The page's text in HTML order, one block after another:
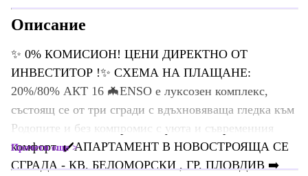
Описание
✨ 0% КОМИСИОН! ЦЕНИ ДИРЕКТНО ОТ
ИНВЕСТИТОР !✨ СХЕМА НА ПЛАЩАНЕ:
20%/80% АКТ 16 🦇ЕNSO e луксозен комплекс,
състоящ се от три сгради с вдъхновяваща гледка към
Родопите и без компромис с уюта и съвременния
комфорт. ✔️АПАРТАМЕНТ В НОВОСТРОЯЩА СЕ
СГРАДА - КВ. БЕЛОМОРСКИ , ГР. ПЛОВДИВ ➡️
Прочети още